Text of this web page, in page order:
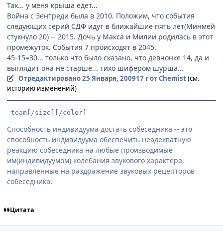
Так... у меня крыша едет...
Война с Зентреди была в 2010. Положим, что события
следующих серий СДФ идут в ближайшие пять лет(Минмей
стукнуло 20) -- 2015. Дочь у Макса и Милии родилась в этот
промежуток. События 7 происходят в 2045.
45-15=30... только что было сказано, что девчонке 14, да и
выглядит она не старше... тихо шифером шурша...
Отредактировано25 Января, 200917 гот Chemist(см.
историю изменений)
team[/size][/color]
Способность индивидуума достать собеседника -- это
способность индивидуума обеспечить неадекватную
реакцию собеседника на любые производимые
им(индивидуумом) колебания звукового характера,
направленные на раздражение звуковых рецепторов
собеседника.
Цитата